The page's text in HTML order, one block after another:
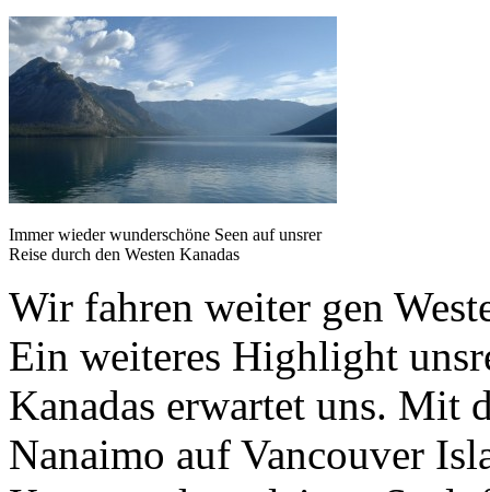
Immer wieder wunderschöne Seen auf unsrer
Reise durch den Westen Kanadas
Wir fahren weiter gen
Ein weiteres Highlight
Kanadas erwartet uns. Mit
Nanaimo auf Vancouver